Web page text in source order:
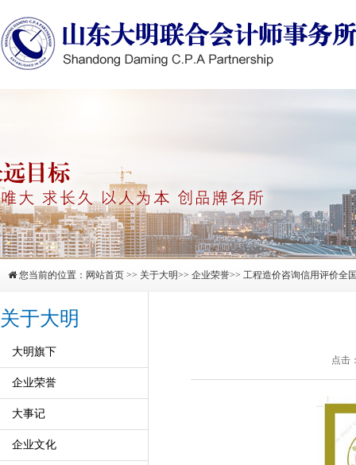
您当前的位置： 网站首页 >> 关于大明>> 企业荣誉>> 工程造价咨询信用评价全
关于大明
大明旗下
企业荣誉
大事记
企业文化
点击